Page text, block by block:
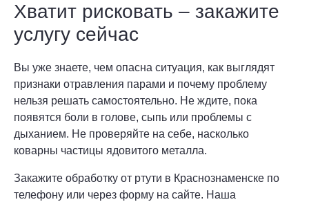
Хватит рисковать – закажите
услугу сейчас
Вы уже знаете, чем опасна ситуация, как выглядят
признаки отравления парами и почему проблему
нельзя решать самостоятельно. Не ждите, пока
появятся боли в голове, сыпь или проблемы с
дыханием. Не проверяйте на себе, насколько
коварны частицы ядовитого металла.
Закажите обработку от ртути в Краснознаменске по
телефону или через форму на сайте. Наша